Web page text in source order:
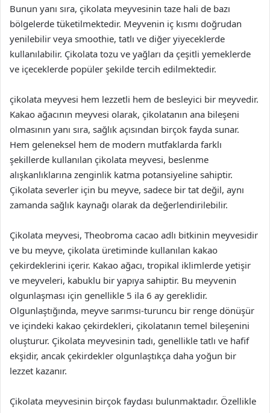
Bunun yanı sıra, çikolata meyvesinin taze hali de bazı
bölgelerde tüketilmektedir. Meyvenin iç kısmı doğrudan
yenilebilir veya smoothie, tatlı ve diğer yiyeceklerde
kullanılabilir. Çikolata tozu ve yağları da çeşitli yemeklerde
ve içeceklerde popüler şekilde tercih edilmektedir.
çikolata meyvesi hem lezzetli hem de besleyici bir meyvedir.
Kakao ağacının meyvesi olarak, çikolatanın ana bileşeni
olmasının yanı sıra, sağlık açısından birçok fayda sunar.
Hem geleneksel hem de modern mutfaklarda farklı
şekillerde kullanılan çikolata meyvesi, beslenme
alışkanlıklarına zenginlik katma potansiyeline sahiptir.
Çikolata severler için bu meyve, sadece bir tat değil, aynı
zamanda sağlık kaynağı olarak da değerlendirilebilir.
Çikolata meyvesi, Theobroma cacao adlı bitkinin meyvesidir
ve bu meyve, çikolata üretiminde kullanılan kakao
çekirdeklerini içerir. Kakao ağacı, tropikal iklimlerde yetişir
ve meyveleri, kabuklu bir yapıya sahiptir. Bu meyvenin
olgunlaşması için genellikle 5 ila 6 ay gereklidir.
Olgunlaştığında, meyve sarımsı-turuncu bir renge dönüşür
ve içindeki kakao çekirdekleri, çikolatanın temel bileşenini
oluşturur. Çikolata meyvesinin tadı, genellikle tatlı ve hafif
ekşidir, ancak çekirdekler olgunlaştıkça daha yoğun bir
lezzet kazanır.
Çikolata meyvesinin birçok faydası bulunmaktadır. Özellikle